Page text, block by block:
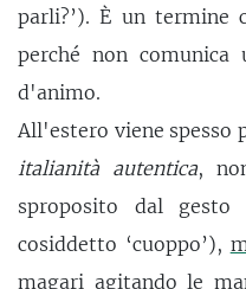
parli?’). È un termine
perché non
d'animo.
All'estero viene spesso
italianità autentica,
sproposito dal
cosiddetto ‘cuoppo’),
magari agitando le